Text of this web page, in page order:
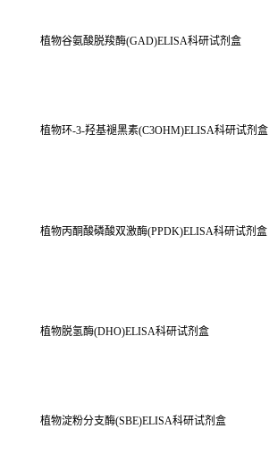
植物谷氨酸脱羧酶(GAD)ELISA科研试剂盒
植物环-3-羟基褪黑素(C3OHM)ELISA科研试剂盒
植物丙酮酸磷酸双激酶(PPDK)ELISA科研试剂盒
植物脱氢酶(DHO)ELISA科研试剂盒
植物淀粉分支酶(SBE)ELISA科研试剂盒